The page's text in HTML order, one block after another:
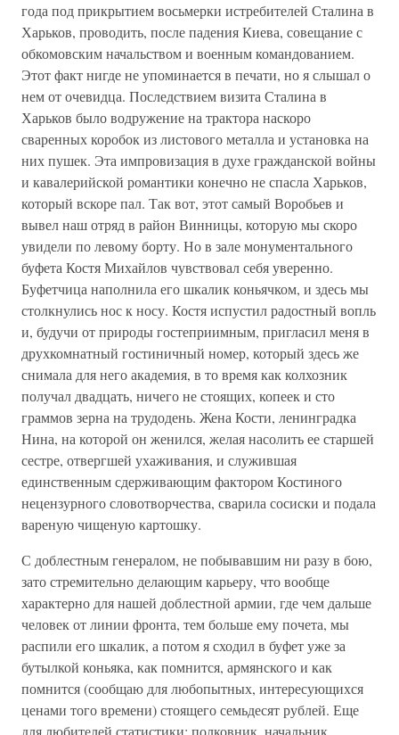
года под прикрытием восьмерки истребителей Сталина в
Харьков, проводить, после падения Киева, совещание с
обкомовским начальством и военным командованием.
Этот факт нигде не упоминается в печати, но я слышал о
нем от очевидца. Последствием визита Сталина в
Харьков было водружение на трактора наскоро
сваренных коробок из листового металла и установка на
них пушек. Эта импровизация в духе гражданской войны
и кавалерийской романтики конечно не спасла Харьков,
который вскоре пал. Так вот, этот самый Воробьев и
вывел наш отряд в район Винницы, которую мы скоро
увидели по левому борту. Но в зале монументального
буфета Костя Михайлов чувствовал себя уверенно.
Буфетчица наполнила его шкалик коньячком, и здесь мы
столкнулись нос к носу. Костя испустил радостный вопль
и, будучи от природы гостеприимным, пригласил меня в
друхкомнатный гостиничный номер, который здесь же
снимала для него академия, в то время как колхозник
получал двадцать, ничего не стоящих, копеек и сто
граммов зерна на трудодень. Жена Кости, ленинградка
Нина, на которой он женился, желая насолить ее старшей
сестре, отвергшей ухаживания, и служившая
единственным сдерживающим фактором Костиного
нецензурного словотворчества, сварила сосиски и подала
вареную чищеную картошку.
С доблестным генералом, не побывавшим ни разу в бою,
зато стремительно делающим карьеру, что вообще
характерно для нашей доблестной армии, где чем дальше
человек от линии фронта, тем больше ему почета, мы
распили его шкалик, а потом я сходил в буфет уже за
бутылкой коньяка, как помнится, армянского и как
помнится (сообщаю для любопытных, интересующихся
ценами того времени) стоящего семьдесят рублей. Еще
для любителей статистики: полковник, начальник